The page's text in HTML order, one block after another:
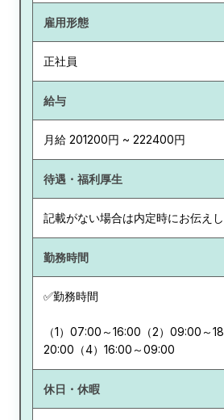
雇用形態
正社員
給与
月給 201200円 ~ 222400円
待遇・福利厚生
記載がない場合は内定時にお伝え
勤務時間
✅勤務時間
（1）07:00～16:00（2）09:00～
20:00（4）16:00～09:00
休日・休暇